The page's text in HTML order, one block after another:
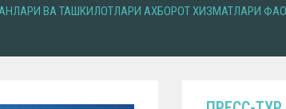
ВА ТАШКИЛОТЛАРИ АХБОРОТ ХИЗМАТЛАРИ